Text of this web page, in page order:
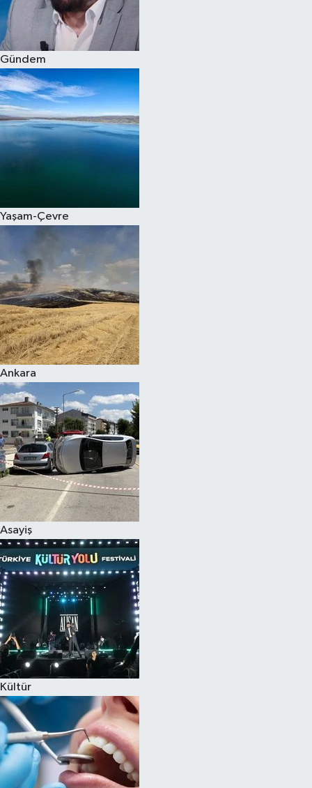
Gündem
Yaşam-Çevre
Ankara
Asayiş
Kültür
Spor
Burç Yorumları
Çocuk
Eğitim
Kim kimdir?
Kültür Sanat
Sağlık
Siyaset
Teknoloji
Televizyon
Yaşam-Çevre